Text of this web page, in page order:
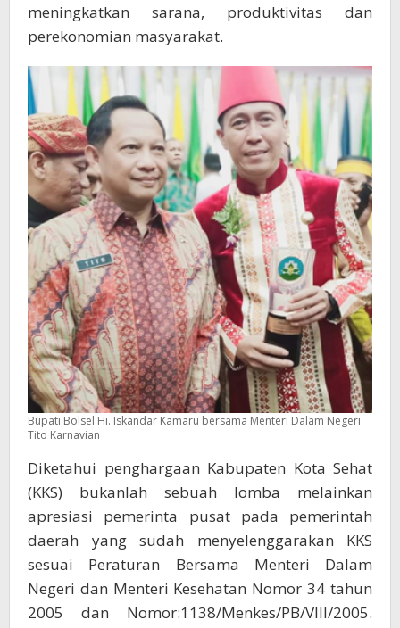
meningkatkan sarana, produktivitas dan
perekonomian masyarakat.
Bupati Bolsel Hi. Iskandar Kamaru bersama Menteri Dalam Negeri
Tito Karnavian
Diketahui penghargaan Kabupaten Kota Sehat
(KKS) bukanlah sebuah lomba melainkan
apresiasi pemerinta pusat pada pemerintah
daerah yang sudah menyelenggarakan KKS
sesuai Peraturan Bersama Menteri Dalam
Negeri dan Menteri Kesehatan Nomor 34 tahun
2005 dan Nomor:1138/Menkes/PB/VIII/2005.